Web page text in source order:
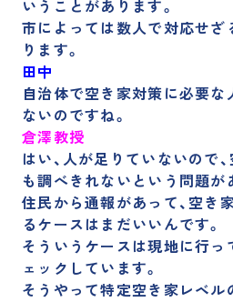
いうことがあります。
市によっては数人で対応せざ
ります。
田中
自治体で空き家対策に必要
ないのですね。
倉澤教授
はい、人が足りていないので
も調べきれないという問題が
住民から通報があって、空き
るケースはまだいいんです。
そういうケースは現地に行っ
ェックしています。
そうやって特定空き家レベル